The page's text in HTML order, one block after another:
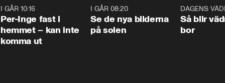
I GÅR 10:16
Per-Inge fast i
hemmet – kan inte
komma ut
I GÅR 08:20
Se de nya bilderna
på solen
DAGENS
Så blir
bor